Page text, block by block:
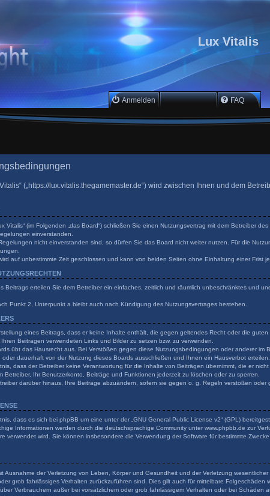
Lux Vitalis
Anmelden Registrieren FAQ
(„https://lux.vitalis.thegamemaster.de“) wird zwischen Ihnen und dem
Vitalis“ (im Folgenden „das Board“) schließen Sie einen Nutzungsvertrag mit dem Betreiber
einverstanden.
nicht einverstanden sind, so dürfen Sie das Board nicht weiter nutzen. Für die
auf unbestimmte Zeit geschlossen und kann von beiden Seiten ohne Einhaltung einer Frist
Beitrags erteilen Sie dem Betreiber ein einfaches, zeitlich und räumlich unbeschränktes und
Punkt 2, Unterpunkt a bleibt auch nach Kündigung des Nutzungsvertrages bestehen.
eines Beitrags, dass er keine Inhalte enthält, die gegen geltendes Recht oder die
Beiträgen verwendeten Links und Bilder zu setzen bzw. zu verwenden.
übt das Hausrecht aus. Bei Verstößen gegen diese Nutzungsbedingungen oder anderer im
oder dauerhaft von der Nutzung dieses Boards ausschließen und Ihnen ein Hausverbot erteilen.
dass der Betreiber keine Verantwortung für die Inhalte von Beiträgen übernimmt, die er
Betreiber, Ihr Benutzerkonto, Beiträge und Funktionen jederzeit zu löschen oder zu sperren.
darüber hinaus, Ihre Beiträge abzuändern, sofern sie gegen o. g. Regeln verstoßen
dass es sich bei phpBB um eine unter der „ GNU General Public License v2“ (GPL)
Informationen werden durch die deutschsprachige Community unter www.phpbb.de zur
verwendet wird. Sie können insbesondere die Verwendung der Software für bestimmte
Ausnahme der Verletzung von Leben, Körper und Gesundheit und der Verletzung
grob fahrlässiges Verhalten zurückzuführen sind. Dies gilt auch für mittelbare Folgeschäden
Verbrauchern außer bei vorsätzlichem oder grob fahrlässigem Verhalten oder bei Schäden